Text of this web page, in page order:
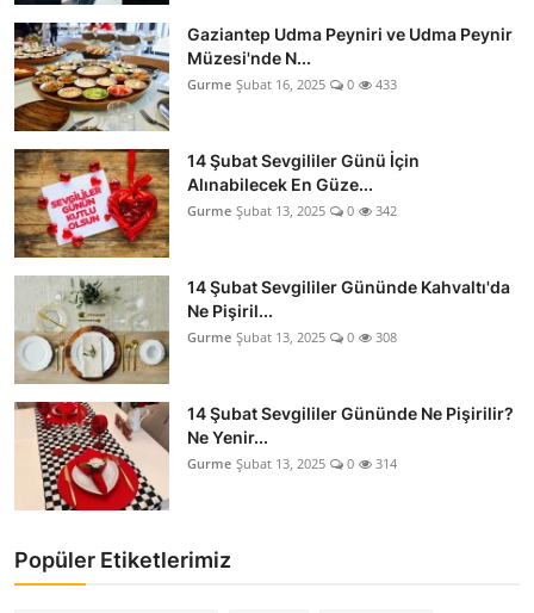
Gaziantep Udma Peyniri ve Udma Peynir
Müzesi'nde N...
Gurme Şubat 16, 2025 0 433
14 Şubat Sevgililer Günü İçin
Alınabilecek En Güze...
Gurme Şubat 13, 2025 0 342
14 Şubat Sevgililer Gününde Kahvaltı'da
Ne Pişiril...
Gurme Şubat 13, 2025 0 308
14 Şubat Sevgililer Gününde Ne Pişirilir?
Ne Yenir...
Gurme Şubat 13, 2025 0 314
Popüler Etiketlerimiz